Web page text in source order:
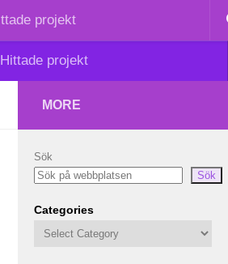
projekt
Hittade projekt
MORE
Sök
Sök
Categories